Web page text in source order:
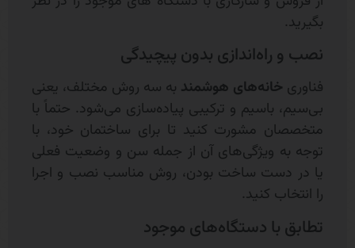
بگیرید.
نصب و راه‌اندازی بدون پیچیدگی
فناوری خانه‌های هوشمند به سه روش مختلف، یعنی
بی‌سیم، باسیم و ترکیبی پیاده‌سازی می‌شود. حتماً با
متخصصان مشورت کنید تا برای ساختمان خود، با
توجه به ویژگی‌های آن از جمله سن و وضعیت فعلی
یا در دست ساخت بودن، روش مناسب نصب و اجرا
را انتخاب کنید.
تطابق با دستگاه‌های موجود